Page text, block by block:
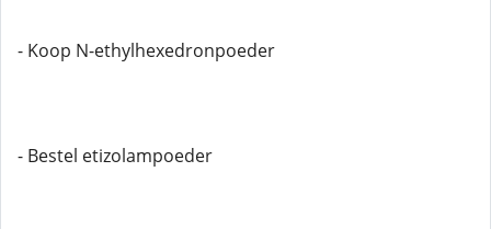
- Koop N-ethylhexedronpoeder
- Bestel etizolampoeder